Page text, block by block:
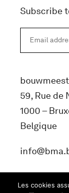
Subscribe
59, Rue de
1000 –
Belgique
Les cookies